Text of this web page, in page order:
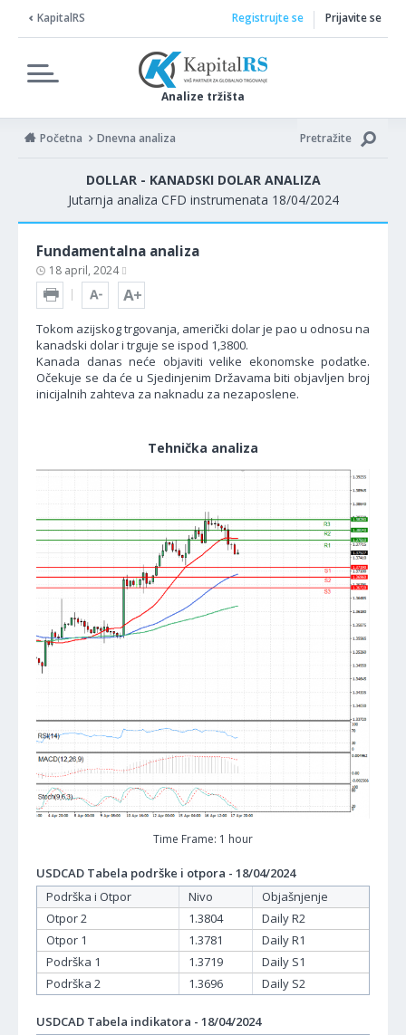
KapitalRS
Analize tržišta
Registrujte se Prijavite se
Početna Dnevna analiza Pretražite
DOLLAR - KANADSKI DOLAR ANALIZA
Jutarnja analiza CFD instrumenata 18/04/2024
Fundamentalna analiza
18 april, 2024
Tokom azijskog trgovanja, američki dolar je pao u odnosu na
kanadski dolar i trguje se ispod 1,3800.
Kanada danas neće objaviti velike ekonomske podatke.
Očekuje se da će u Sjedinjenim Državama biti objavljen broj
inicijalnih zahteva za naknadu za nezaposlene.
Tehnička analiza
Time Frame: 1 hour
USDCAD Tabela podrške i otpora - 18/04/2024
Podrška i Otpor
Nivo
Objašnjenje
Otpor 2
1.3804
Daily R2
Otpor 1
1.3781
Daily R1
Podrška 1
1.3719
Daily S1
Podrška 2
1.3696 Daily S2
USDCAD Tabela indikatora - 18/04/2024